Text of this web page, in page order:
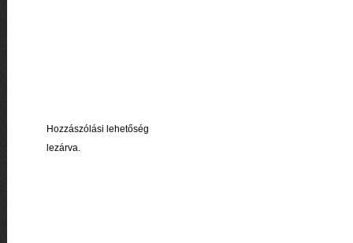
Hozzászólási lehetőség
lezárva.